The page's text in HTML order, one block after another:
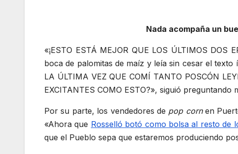
Nada acompaña un
«¡ESTO ESTÁ MEJOR QUE LOS ÚLTIMOS
boca de palomitas de maíz y leía sin cesar el
LA ÚLTIMA VEZ QUE COMÍ TANTO POSCÓN
EXCITANTES COMO ESTO?», siguió
Por su parte, los vendedores de pop cornen
«Ahora que Rosselló botó como bolsa al resto de
que el Pueblo sepa que estaremos produciendo